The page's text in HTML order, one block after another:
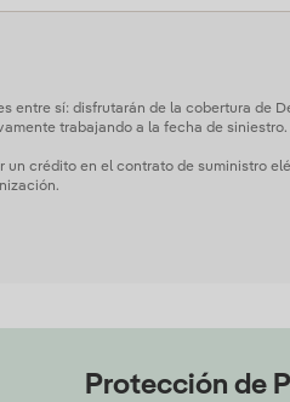
entre sí: disfrutarán de la cobertura de
trabajando a la fecha de siniestro.
un crédito en el contrato de suministro
Protección de